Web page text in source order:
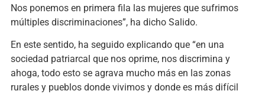
Nos ponemos en primera fila las mujeres que sufrimos
múltiples discriminaciones”, ha dicho Salido.
En este sentido, ha seguido explicando que “en una
sociedad patriarcal que nos oprime, nos discrimina y
ahoga, todo esto se agrava mucho más en las zonas
rurales y pueblos donde vivimos y donde es más difícil